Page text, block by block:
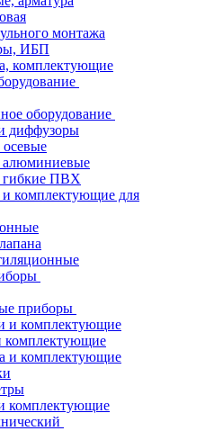
монтажа
ИБП
комплектующие
оборудование
диффузоры
алюминиевые
гибкие ПВХ
комплектующие для
приборы
и комплектующие
и комплектующие
комплектующие